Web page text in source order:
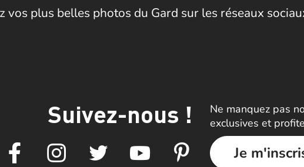
vos plus belles photos du Gard sur les réseaux
Suivez-nous !
Ne manquez pas
exclusives et
Je